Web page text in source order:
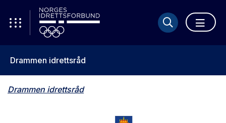
Drammen idrettsråd
Drammen idrettsråd